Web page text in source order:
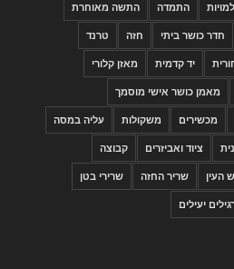
התמדה התשה מאוחרת
חדר כושר ביתי חזה טרנד
יד קדמית מאזן קלורי
מאמן כושר אישי מוסמך
מכשירים משקולות עליה במסה
ציוד ואביזרים קבוצה
העין שריר החזה שרירי בטן
יעילים